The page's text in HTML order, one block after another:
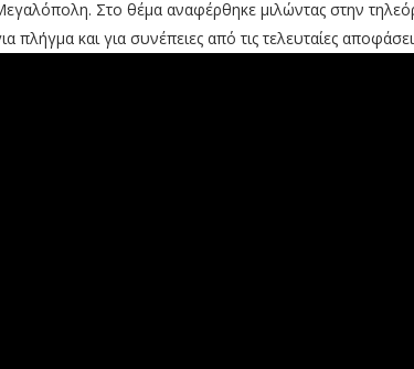
Μεγαλόπολη. Στο θέμα αναφέρθηκε μιλώντας στην
και για συνέπειες από τις τελευταίες